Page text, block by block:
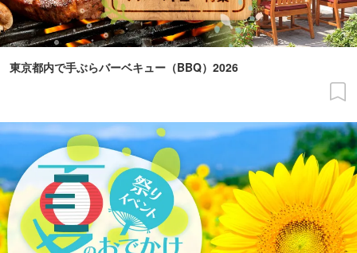
東京都内で手ぶらバーベキュー（BBQ）2026